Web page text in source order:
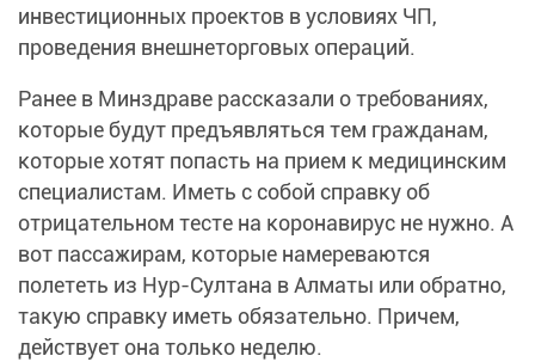
инвестиционных проектов в условиях ЧП,
проведения внешнеторговых операций.
Ранее в Минздраве рассказали о требованиях,
которые будут предъявляться тем гражданам,
которые хотят попасть на прием к медицинским
специалистам. Иметь с собой справку об
отрицательном тесте на коронавирус не нужно. А
вот пассажирам, которые намереваются
полететь из Нур-Султана в Алматы или обратно,
такую справку иметь обязательно. Причем,
действует она только неделю.